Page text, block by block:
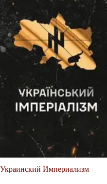
Украинский Империализм